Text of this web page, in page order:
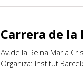
Carrera de la
Av.de la Reina Maria
Organiza: Institut